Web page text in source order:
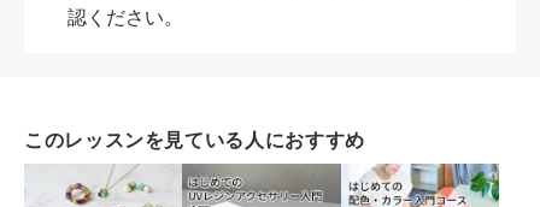
認ください。
このレッスンを見ている人におすすめ